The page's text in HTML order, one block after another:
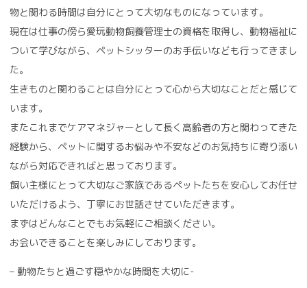
物と関わる時間は自分にとって大切なものになっています。
現在は仕事の傍ら愛玩動物飼養管理士の資格を取得し、動物福祉に
ついて学びながら、ペットシッターのお手伝いなども行ってきまし
た。
生きものと関わることは自分にとって心から大切なことだと感じて
います。
またこれまでケアマネジャーとして長く高齢者の方と関わってきた
経験から、ペットに関するお悩みや不安などのお気持ちに寄り添い
ながら対応できればと思っております。
飼い主様にとって大切なご家族であるペットたちを安心してお任せ
いただけるよう、丁寧にお世話させていただきます。
まずはどんなことでもお気軽にご相談ください。
お会いできることを楽しみにしております。
– 動物たちと過ごす穏やかな時間を大切に-